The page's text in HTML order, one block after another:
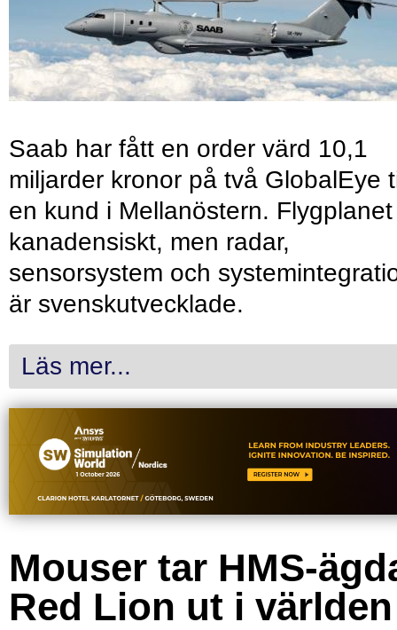
Saab har fått en order värd 10,1
miljarder kronor på två GlobalEye
en kund i Mellanöstern.
kanadensiskt, men radar,
sensorsystem och
är svenskutvecklade.
Läs mer...
Mouser tar HMS-
Red Lion ut i världen